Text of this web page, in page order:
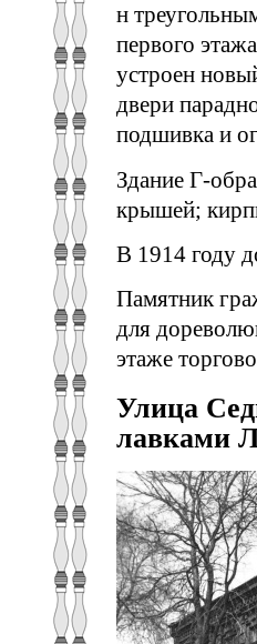
н
первого
устроен
двери
подшивка и
Здание Г-
крышей;
В 1914 году
Памятник
для
этаже
Улица
лавками